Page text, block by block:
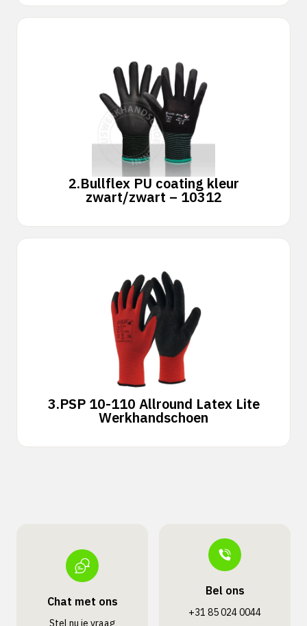
2.Bullflex PU coating kleur
zwart/zwart – 10312
3.PSP 10-110 Allround Latex Lite
Werkhandschoen
Chat met ons
Stel nu je vraag
Bel ons
+31 85 024 0044